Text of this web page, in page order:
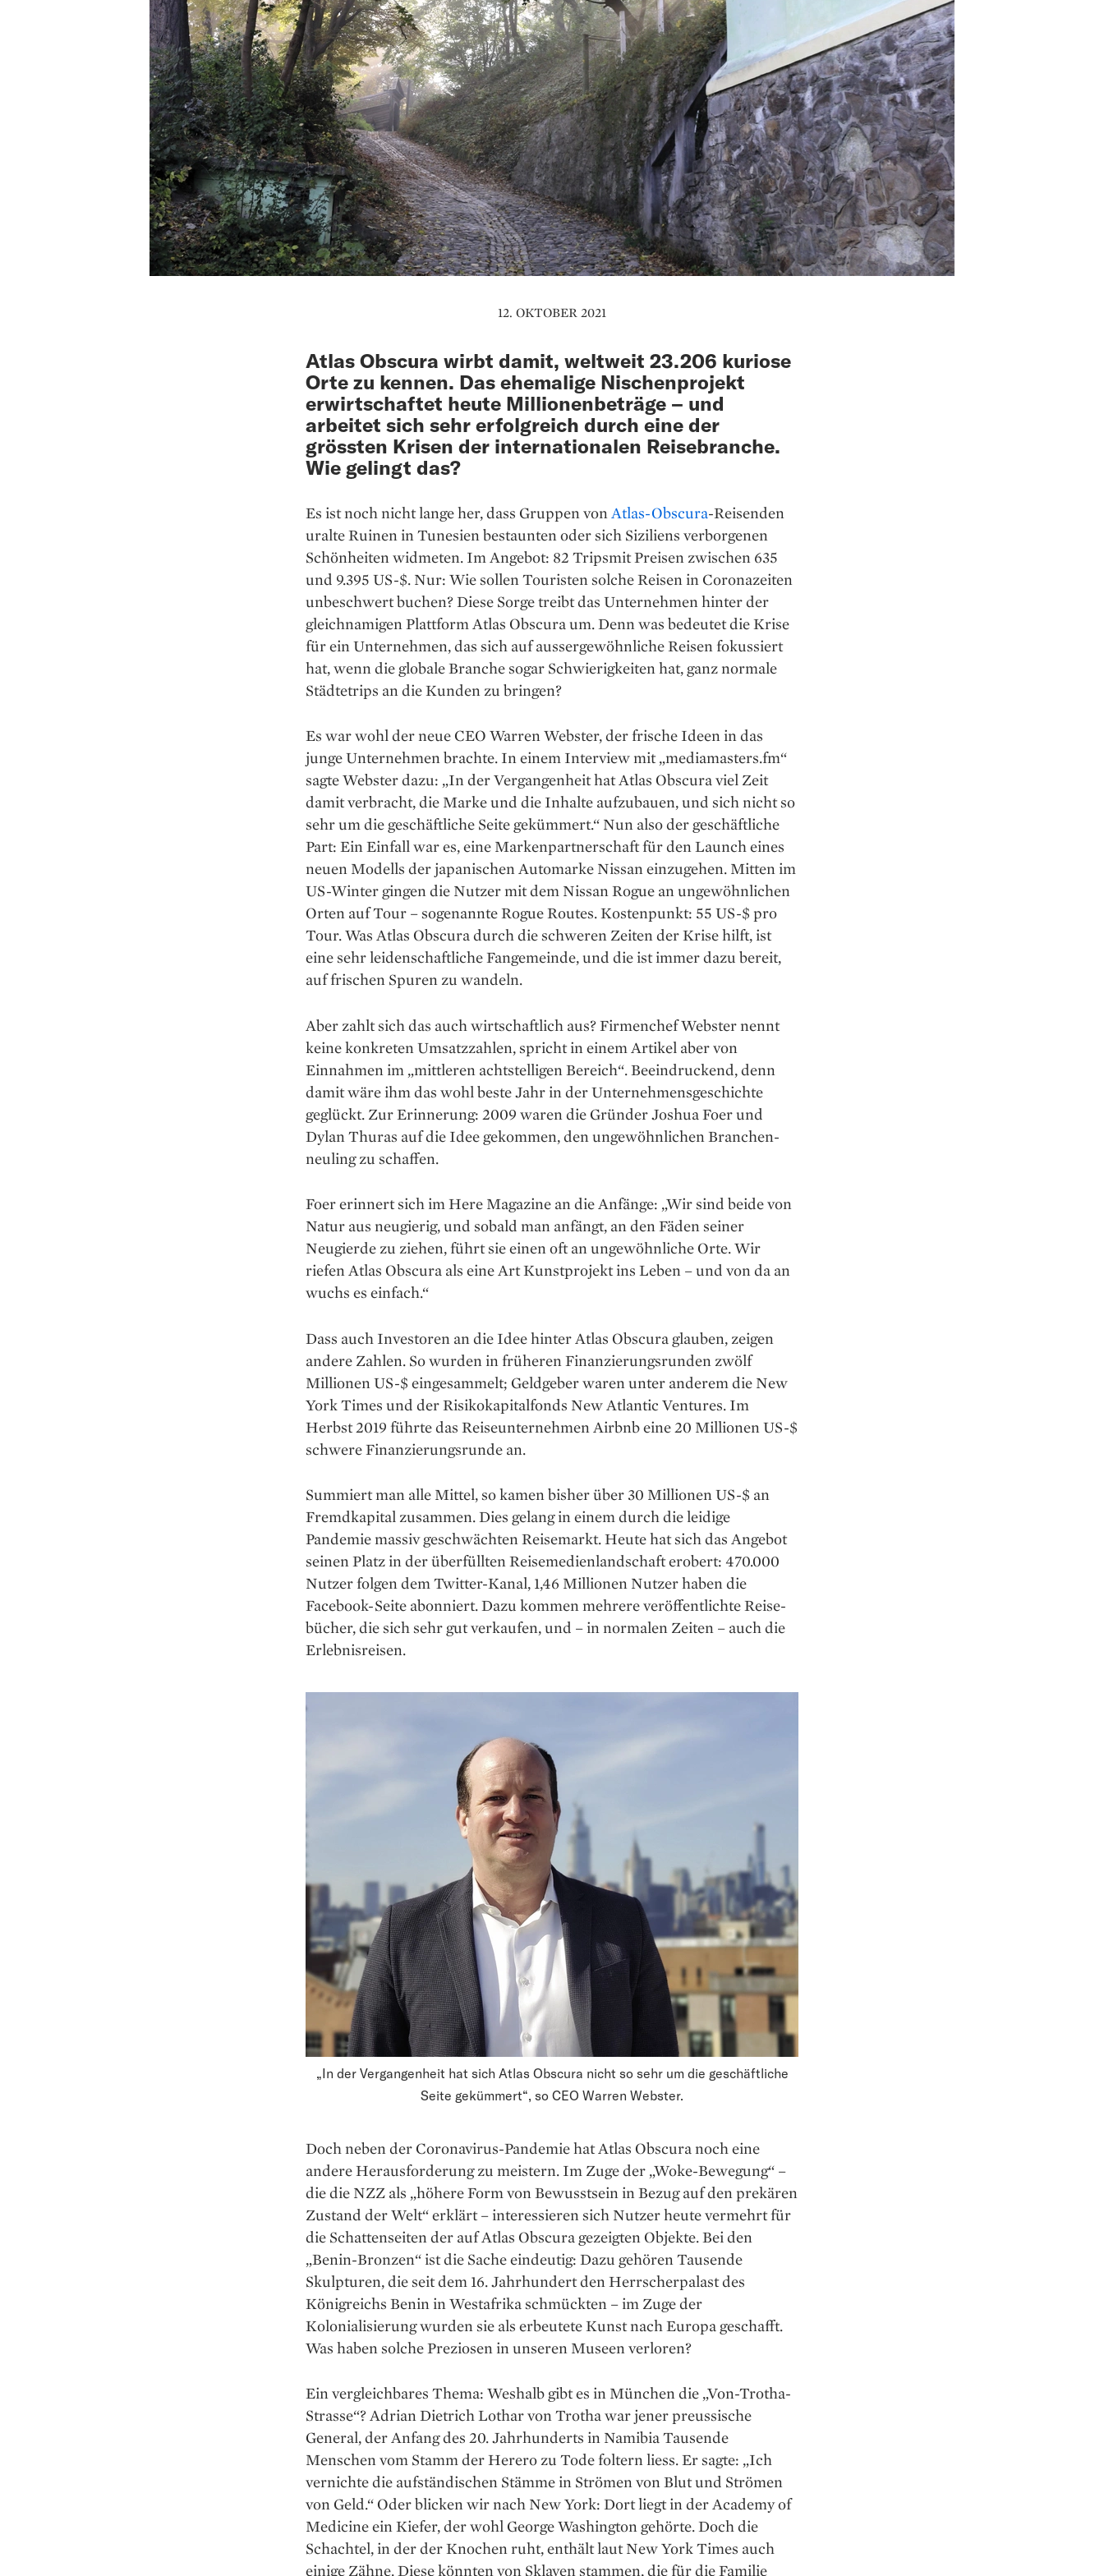
12. OKTOBER 2021
Atlas Obscura wirbt damit, weltweit 23.206 kuriose
Orte zu kennen. Das ehemalige Nischenprojekt
erwirtschaftet heute Millionenbeträge – und
arbeitet sich sehr erfolgreich durch eine der
grössten Krisen der internationalen Reisebranche.
Wie gelingt das?
Es ist noch nicht lange her, dass ­Gruppen von Atlas-Obscura-­Reisenden
uralte Ruinen in Tune­sien bestaunten oder sich Siziliens verborgenen
Schönheiten wid­meten. Im Angebot: 82 Tripsmit Preisen zwischen 635
und 9.395 US-$. Nur: Wie sollen Tou­risten solche Reisen in Coronazeiten
unbeschwert buchen? Diese Sorge treibt das Unternehmen hinter der
gleichnamigen Plattform Atlas Obscura um. Denn was bedeutet die Krise
für ein Unternehmen, das sich auf ausser­gewöhnliche Reisen fokussiert
hat, wenn die globale Branche sogar Schwierigkeiten hat, ganz normale
Städtetrips an die Kunden zu bringen?
Es war wohl der neue CEO Warren Webster, der frische Ideen in das
junge Unternehmen brachte. In einem Interview mit „media­masters.fm“
sagte Webster dazu: „In der Vergangenheit hat Atlas Obscura viel Zeit
damit verbracht, die Marke und die Inhalte aufzubauen, und sich nicht so
sehr um die geschäftliche Seite gekümmert.“ Nun also der geschäftliche
Part: Ein Einfall war es, eine Markenpartnerschaft für den Launch eines
neuen Modells der japanischen Auto­marke Nissan einzugehen. Mitten im
US-Winter gingen die Nutzer mit dem Nissan Rogue an ungewöhnlichen
Orten auf Tour – so­genannte Rogue Routes. Kostenpunkt: 55 US-$ pro
Tour. Was Atlas Obscura durch die schweren Zeiten der Krise hilft, ist
eine sehr leidenschaftliche Fangemeinde, und die ist immer dazu bereit,
auf frischen Spuren zu wandeln.
Aber zahlt sich das auch wirtschaftlich aus? Firmenchef Webster nennt
keine konkreten Umsatzzahlen, spricht in einem Artikel aber von
Einnahmen im „mittleren achtstelligen Bereich“. Beeindruckend, denn
damit wäre ihm das wohl beste Jahr in der Unternehmensgeschichte
geglückt. Zur Erinnerung: 2009 waren die Gründer Joshua Foer und
Dylan Thuras auf die Idee gekommen, den ungewöhnlichen Branchen­
neuling zu schaffen.
Foer erinnert sich im Here Magazine an die Anfänge: „Wir sind beide von
Natur aus neugierig, und sobald man anfängt, an den Fäden seiner
Neugierde zu ziehen, führt sie einen oft an ungewöhnliche Orte. Wir
riefen Atlas Obscura als eine Art Kunstprojekt ins Leben – und von da an
wuchs es einfach.“
Dass auch Investoren an die Idee hinter Atlas Obscura glauben, zeigen
andere Zahlen. So wurden in früheren Finanzierungsrunden zwölf
Millionen US-$ eingesammelt; Geldgeber waren unter anderem die New
York Times und der Risikokapitalfonds New Atlantic Ventures. Im
Herbst 2019 führte das Reiseunternehmen Airbnb eine 20 Millionen US-$
schwere Finanzierungsrunde an.
Summiert man alle Mittel, so kamen bisher über 30 Millionen US-$ an
Fremdkapital zusammen. Dies gelang in einem durch die leidige
Pandemie massiv geschwächten Reisemarkt. Heute hat sich das Angebot
seinen Platz in der überfüllten Reisemedienlandschaft erobert: 470.000
Nutzer folgen dem Twitter-Kanal, 1,46 Millionen Nutzer haben die
Facebook-Seite abonniert. Dazu kommen mehrere veröffentlichte Reise­
bücher, die sich sehr gut verkaufen, und – in normalen Zeiten – auch die
Erlebnisreisen.
„In der Vergangenheit hat sich Atlas Obscura nicht so sehr um die geschäftliche
Seite gekümmert“, so CEO Warren Webster.
Doch neben der Coronavirus-Pandemie hat Atlas Obscura noch eine
andere Herausforderung zu meistern. Im Zuge der „Woke-Bewegung“ –
die die NZZ als „höhere Form von Bewusstsein in Bezug auf den prekären
Zustand der Welt“ erklärt – interessieren sich Nutzer heute vermehrt für
die Schatten­seiten der auf Atlas Obscura gezeigten Objekte. Bei den
„Benin-Bronzen“ ist die Sache eindeutig: Dazu gehören Tausende
Skulpturen, die seit dem 16. Jahr­hundert den Herrscherpalast des
Königreichs Benin in Westafrika schmückten – im Zuge der
Kolonialisierung wurden sie als erbeutete Kunst nach Europa geschafft.
Was haben solche Preziosen in unseren Museen verloren?
Ein vergleichbares Thema: Weshalb gibt es in München die „Von-Trotha-
Strasse“? Adrian Dietrich Lothar von Trotha war jener preussische
General, der Anfang des 20. Jahrhunderts in Namibia Tausende
Menschen vom Stamm der Herero zu Tode foltern liess. Er sagte: „Ich
vernichte die aufständischen Stämme in Strömen von Blut und Strömen
von Geld.“ Oder blicken wir nach New York: Dort liegt in der Academy of
Medicine ein Kiefer, der wohl George Washington gehörte. Doch die
Schachtel, in der der Knochen ruht, enthält laut New York Times auch
einige Zähne. Diese könnten von Sklaven stammen, die für die Familie